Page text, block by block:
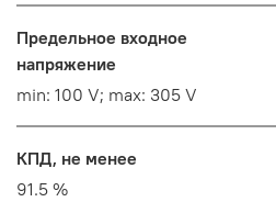
Предельное входное
напряжение
min: 100 V; max: 305 V
КПД, не менее
91.5 %